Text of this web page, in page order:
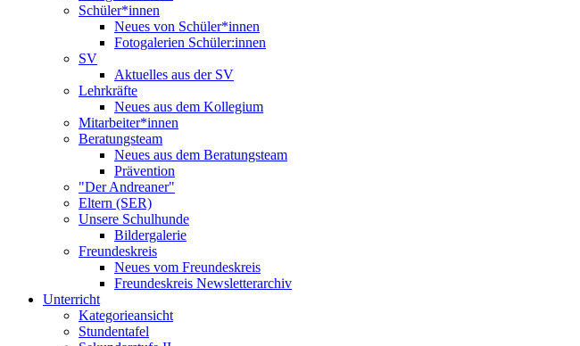
Schüler*innen
Neues von Schüler*innen
Fotogalerien Schüler:innen
SV
Aktuelles aus der SV
Lehrkräfte
Neues aus dem Kollegium
Mitarbeiter*innen
Beratungsteam
Neues aus dem Beratungsteam
Prävention
"Der Andreaner"
Eltern (SER)
Unsere Schulhunde
Bildergalerie
Freundeskreis
Neues vom Freundeskreis
Freundeskreis Newsletterarchiv
Unterricht
Kategorieansicht
Stundentafel